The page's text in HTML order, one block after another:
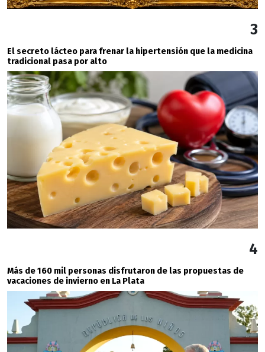
3
El secreto lácteo para frenar la hipertensión que la medicina
tradicional pasa por alto
4
Más de 160 mil personas disfrutaron de las propuestas de
vacaciones de invierno en La Plata